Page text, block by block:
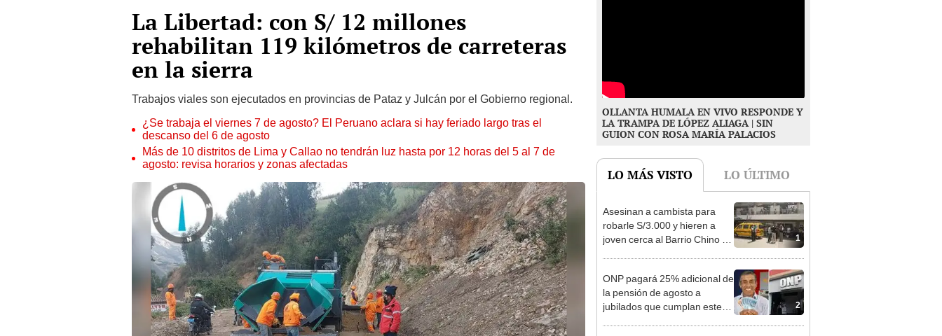
La Libertad: con S/ 12 millones
rehabilitan 119 kilómetros de carreteras
en la sierra
Trabajos viales son ejecutados en provincias de Pataz y Julcán por el Gobierno regional.
¿Se trabaja el viernes 7 de agosto? El Peruano aclara si hay feriado largo tras el
descanso del 6 de agosto
Más de 10 distritos de Lima y Callao no tendrán luz hasta por 12 horas del 5 al 7 de
agosto: revisa horarios y zonas afectadas
OLLANTA HUMALA EN VIVO RESPONDE Y
LA TRAMPA DE LÓPEZ ALIAGA | SIN
GUION CON ROSA MARÍA PALACIOS
LO MÁS VISTO LO ÚLTIMO
1
Asesinan a cambista para
robarle S/3.000 y hieren a
joven cerca al Barrio Chino en
2
ONP pagará 25% adicional de
la pensión de agosto a
jubilados que cumplan este